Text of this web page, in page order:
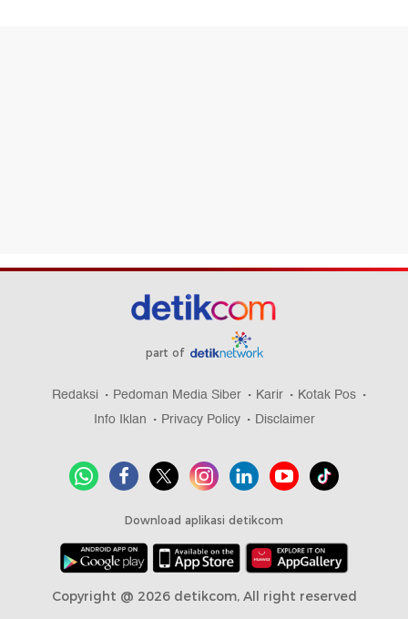
part of
Redaksi Pedoman Media Siber Karir
Kotak Pos
Info Iklan
Privacy Policy Disclaimer
Download aplikasi detikcom
Copyright @ 2026 detikcom, All right reserved